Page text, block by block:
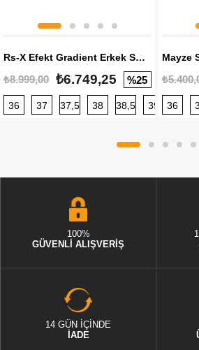
Rs-X Efekt Gradient Erkek Sneaker
₺8.999,00 ₺6.749,25 %25
36 37 37,5 38 38,5 39 40
36
100%
GÜVENLİ ALIŞVERİŞ
14 GÜN İÇİNDE
İADE